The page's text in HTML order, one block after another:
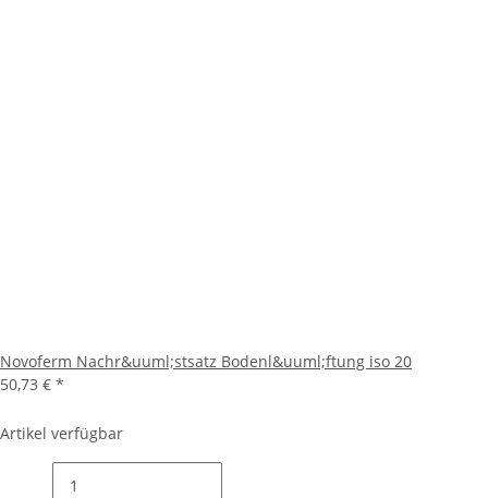
Novoferm Nachr&uuml;stsatz Bodenl&uuml;ftung iso 20
50,73 € *
Artikel verfügbar